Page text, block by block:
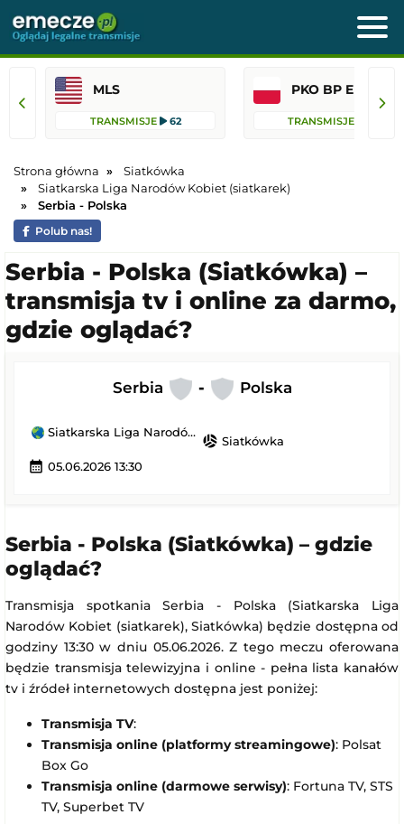
MLS
TRANSMISJE 62 TRANSMISJE
Strona główna
Siatkówka
Siatkarska Liga Narodów Kobiet (siatkarek)
Serbia - Polska
Polub nas!
Serbia - Polska (Siatkówka) –
transmisja tv i online za darmo,
gdzie oglądać?
Serbia - Polska
Siatkarska Liga Narodów Kobiet (siatkarek)
sports_volleyball Siatkówka
calendar_month 05.06.2026 13:30
Serbia - Polska (Siatkówka) – gdzie
oglądać?
Transmisja spotkania Serbia - Polska (Siatkarska Liga
Narodów Kobiet (siatkarek), Siatkówka) będzie dostępna od
godziny 13:30 w dniu 05.06.2026. Z tego meczu oferowana
będzie transmisja telewizyjna i online - pełna lista kanałów
tv i źródeł internetowych dostępna jest poniżej:
Transmisja TV:
Transmisja online (platformy streamingowe): Polsat
Box Go
Transmisja online (darmowe serwisy): Fortuna TV, STS
TV, Superbet TV